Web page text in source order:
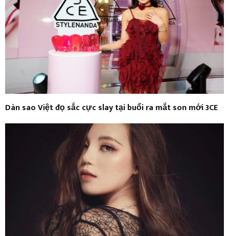
Dàn sao Việt đọ sắc cực slay tại buổi ra mắt son mới 3CE